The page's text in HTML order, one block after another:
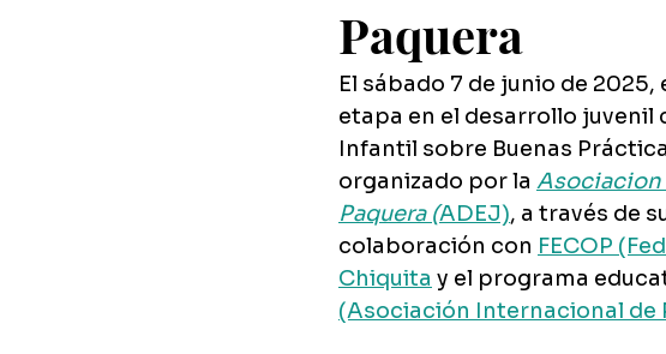
Paquera
El sábado 7 de junio de
etapa en el desarrollo
Infantil sobre Buenas
organizado por la Asociacion
Paquera (ADEJ), a través de
colaboración con FECOP
Chiquita y el programa
(Asociación Internacional de